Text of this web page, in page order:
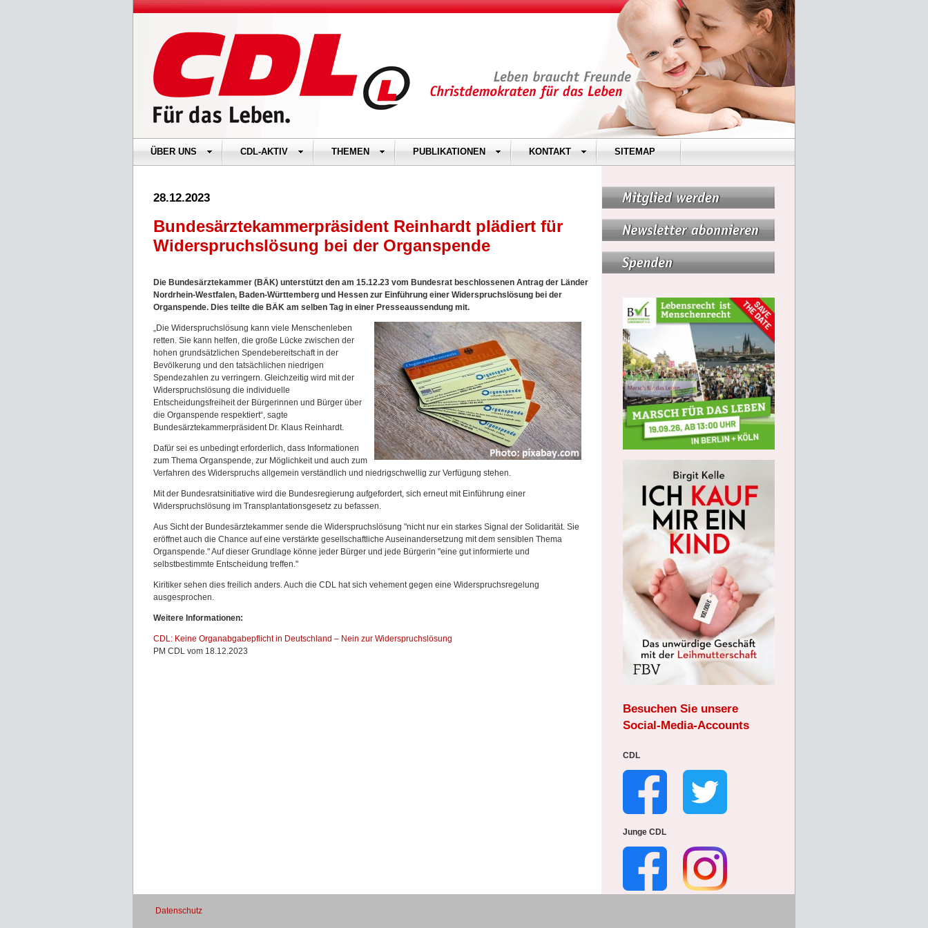
ÜBER UNS CDL-AKTIV THEMEN PUBLIKATIONEN KONTAKT SITEMAP
28.12.2023
Bundesärztekammerpräsident Reinhardt plädiert für
Widerspruchslösung bei der Organspende
Die Bundesärztekammer (BÄK) unterstützt den am 15.12.23 vom Bundesrat beschlossenen Antrag der Länder
Nordrhein-Westfalen, Baden-Württemberg und Hessen zur Einführung einer Widerspruchslösung bei der
Organspende. Dies teilte die BÄK am selben Tag in einer Presseaussendung mit.
„Die Widerspruchslösung kann viele Menschenleben
retten. Sie kann helfen, die große Lücke zwischen der
hohen grundsätzlichen Spendebereitschaft in der
Bevölkerung und den tatsächlichen niedrigen
Spendezahlen zu verringern. Gleichzeitig wird mit der
Widerspruchslösung die individuelle
Entscheidungsfreiheit der Bürgerinnen und Bürger über
die Organspende respektiert“, sagte
Bundesärztekammerpräsident Dr. Klaus Reinhardt.
Dafür sei es unbedingt erforderlich, dass Informationen
zum Thema Organspende, zur Möglichkeit und auch zum
Verfahren des Widerspruchs allgemein verständlich und niedrigschwellig zur Verfügung stehen.
Mit der Bundesratsinitiative wird die Bundesregierung aufgefordert, sich erneut mit Einführung einer
Widerspruchslösung im Transplantationsgesetz zu befassen.
Aus Sicht der Bundesärztekammer sende die Widerspruchslösung "nicht nur ein starkes Signal der Solidarität. Sie
eröffnet auch die Chance auf eine verstärkte gesellschaftliche Auseinandersetzung mit dem sensiblen Thema
Organspende." Auf dieser Grundlage könne jeder Bürger und jede Bürgerin "eine gut informierte und
selbstbestimmte Entscheidung treffen."
Kiritiker sehen dies freilich anders. Auch die CDL hat sich vehement gegen eine Widerspruchsregelung
ausgesprochen.
Weitere Informationen:
CDL: Keine Organabgabepflicht in Deutschland – Nein zur Widerspruchslösung
PM CDL vom 18.12.2023
Besuchen Sie unsere
Social-Media-Accounts
CDL
Junge CDL
Datenschutz